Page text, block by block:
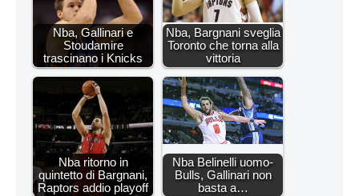
Nba, Gallinari e
Stoudamire
trascinano i Knicks
Nba, Bargnani sveglia
Toronto che torna alla
vittoria
Nba ritorno in
quintetto di Bargnani,
Raptors addio playoff
Nba Belinelli uomo-
Bulls, Gallinari non
basta a…